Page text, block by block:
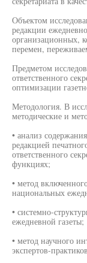
Объектом
редакции
организационных,
перемен,
Предметом
ответственного
оптимизации
Методология. В
методические и
• анализ
редакцией
ответственного
функциях;
• метод
национальных
• системно-
ежедневной газеты;
• метод научного
экспертов-